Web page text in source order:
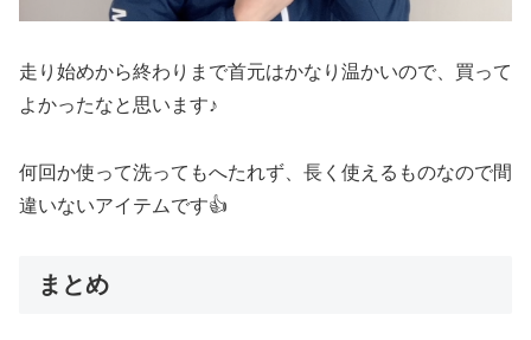
走り始めから終わりまで首元はかなり温かいので、買って
よかったなと思います♪
何回か使って洗ってもへたれず、長く使えるものなので間
違いないアイテムです👍
まとめ